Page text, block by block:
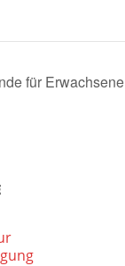
für Erwachsene